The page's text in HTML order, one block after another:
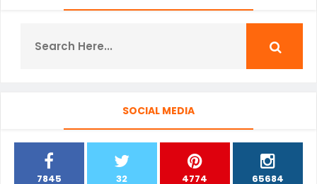
SOCIAL MEDIA
7845 32 4774 65684